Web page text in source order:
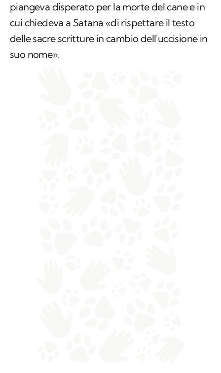
piangeva disperato per la morte del cane e in
cui chiedeva a Satana «di rispettare il testo
delle sacre scritture in cambio dell'uccisione in
suo nome».